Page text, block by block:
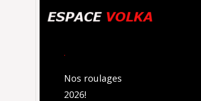
.
Nos roulages
2026!